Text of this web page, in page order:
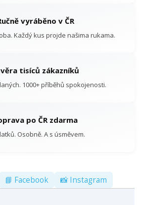
vyráběno v ČR
Každý kus projde našima rukama.
tisíců zákazníků
1000+ příběhů spokojenosti.
po ČR zdarma
Osobně. A s úsměvem.
📘 Facebook 📸 Instagram